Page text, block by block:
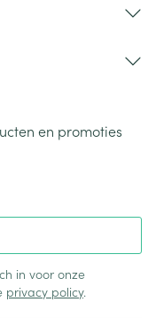
en promoties
in voor onze
privacy policy.